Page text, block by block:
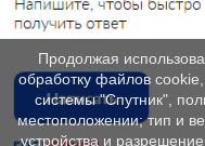
Продолжая
обработку файлов
системы "Спутник",
местоположении; тип и
устройства и